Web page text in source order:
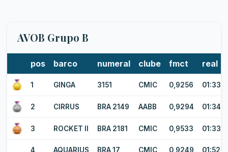
AVOB Grupo B
pos barco numeral clube fmct real
1 GINGA 3151 CMIC 0,9256
2 CIRRUS BRA 2149 AABB 0,9294
3 ROCKET II BRA 2181 CMIC 0,9533
4 AQUARIUS BRA 17 CMIC 0,9249